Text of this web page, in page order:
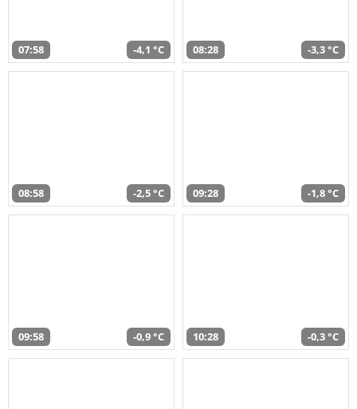
07:58 -4,1 °C 08:28 -3,3 °C
08:58 -2,5 °C 09:28 -1,8 °C
09:58 -0,9 °C 10:28 -0,3 °C